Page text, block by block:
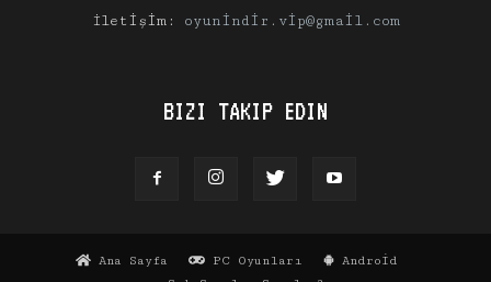
İletişim: oyunindir.vip@gmail.com
BIZI TAKIP EDIN
Ana Sayfa PC Oyunları
Android